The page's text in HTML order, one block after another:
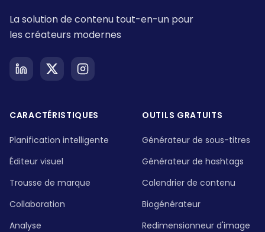
La solution de contenu tout-en-un pour
les créateurs modernes
CARACTÉRISTIQUES
Planification intelligente
Éditeur visuel
Trousse de marque
Collaboration
Analyse
OUTILS GRATUITS
Générateur de sous-titres
Générateur de hashtags
Calendrier de contenu
Biogénérateur
Redimensionneur d'image